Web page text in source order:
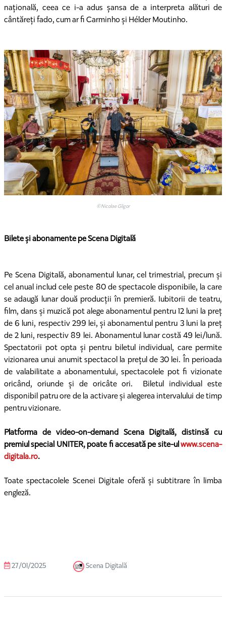
națională, ceea ce i-a adus șansa de a interpreta alături de
cântăreți fado, cum ar fi Carminho și Hélder Moutinho.
©Nicolae Gligor
Bilete și abonamente pe Scena Digitală
Pe Scena Digitală, abonamentul lunar, cel trimestrial, precum și
cel anual includ cele peste 80 de spectacole disponibile, la care
se adaugă lunar două producții în premieră. Iubitorii de teatru,
film, dans și muzică pot alege abonamentul pentru 12 luni la preț
de 6 luni, respectiv 299 lei, și abonamentul pentru 3 luni la preț
de 2 luni, respectiv 89 lei. Abonamentul lunar costă 49 lei/lună.
Spectatorii pot opta și pentru biletul individual, care permite
vizionarea unui anumit spectacol la prețul de 30 lei. În perioada
de valabilitate a abonamentului, spectacolele pot fi vizionate
oricând, oriunde și de oricâte ori. Biletul individual este
disponibil patru ore de la activare și alegerea intervalului de timp
pentru vizionare.
Platforma de video-on-demand Scena Digitală, distinsă cu
premiul special UNITER, poate fi accesată pe site-ulwww.scena-
digitala.ro.
Toate spectacolele Scenei Digitale oferă și subtitrare în limba
engleză.
27/01/2025 Scena Digitală